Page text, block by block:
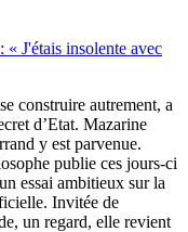
J'étais insolente avec
construire autrement, a
d’Etat. Mazarine
y est parvenue.
publie ces jours-ci
essai ambitieux sur la
Invitée de
un regard, elle revient